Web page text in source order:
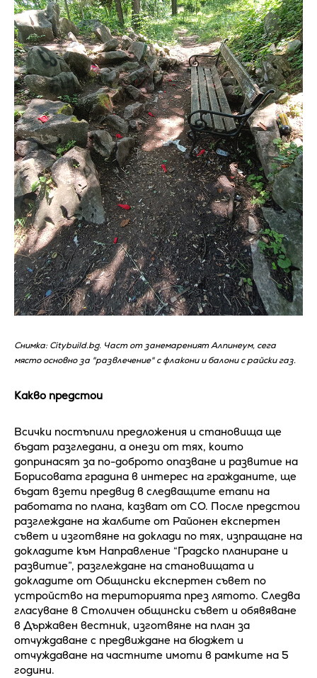
Снимка: Citybuild.bg. Част от занемареният Алпинеум, сега
място основно за "развлечение" с флакони и балони с райски газ.
Какво предстои
Всички постъпили предложения и становища ще
бъдат разгледани, а онези от тях, които
допринасят за по-доброто опазване и развитие на
Борисовата градина в интерес на гражданите, ще
бъдат взети предвид в следващите етапи на
работата по плана, казват от СО. После предстои
разглеждане на жалбите от Районен експертен
съвет и изготвяне на доклади по тях, изпращане на
докладите към Направление “Градско планиране и
развитие”, разглеждане на становищата и
докладите от Общински експертен съвет по
устройство на територията през лятото. Следва
гласуване в Столичен общински съвет и обявяване
в Държавен вестник, изготвяне на план за
отчуждаване с предвиждане на бюджет и
отчуждаване на частните имоти в рамките на 5
години.